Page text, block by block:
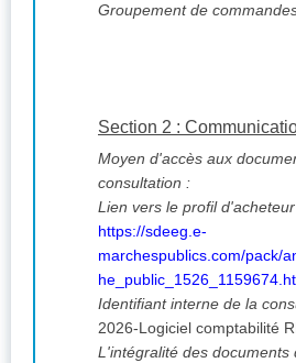
Groupement de
Section 2 :
Moyen d'accès aux
consultation :
Lien vers le profil
https://sdeeg.e-
marchespublics.com/pack/
Identifiant interne de la
2026-Logiciel comptabilité
L'intégralité des documents